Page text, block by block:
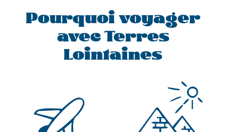
Pourquoi voyager
avec Terres
Lointaines